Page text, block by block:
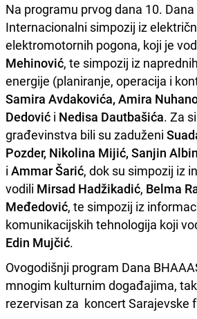
Na programu prvog dana 10.
Internacionalni simpozij iz
elektromotornih pogona, koji je
Mehinović, te simpozij iz
energije (planiranje, operacija i
Samira Avdakovića, Amira
Dedović i Nedisa Dautbašića. Za
građevinstva bili su zaduženi
Pozder, Nikolina Mijić, Sanjin
i Ammar Šarić, dok su simpozij iz
vodili Mirsad Hadžikadić, Belma
Međedović, te simpozij iz
komunikacijskih tehnologija koji
Edin Mujčić.
Ovogodišnji program Dana
mnogim kulturnim događajima,
rezervisan za koncert Sarajevske